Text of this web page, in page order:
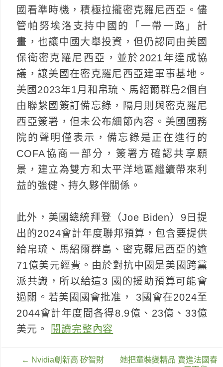
國看準時機，積極拉攏密克羅尼西亞。儘
管帕努埃洛支持中國的「一帶一路」計
畫，也讓中國大舉投資，但仍認同由美國
保衛密克羅尼西亞，並於2021年達成協
議，讓美國在密克羅尼西亞建軍事基地。
美國2023年1月和帛琉、馬紹爾群島2個自
由聯繫國簽訂備忘錄，隔月則與密克羅尼
西亞簽署，但未公布細節內容。美國國務
院的聲明僅表示，備忘錄是正在進行的
COFA協商一部分，簽署方確認共享願
景，建立為雙方和太平洋地區繼續帶來利
益的強健、持久夥伴關係。
此外，美國總統拜登（Joe Biden）9日提
出的2024會計年度聯邦預算，包含要提供
給帛琉、馬紹爾群島、密克羅尼西亞的逾
71億美元經費。由於對抗中國是美國跨黨
派共識，所以給這3 國的援助預算可能會
過關。若美國國會批准， 3國會在2024至
2044會計年度間各得8.9億、23億、33億
美元。
閱讀完整內容
文
← Nvidia創新高 矽智財
她把童裝變精品 賣進法國春